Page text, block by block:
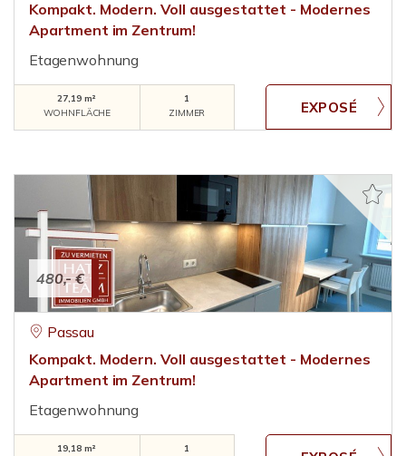
Kompakt. Modern. Voll ausgestattet - Modernes
Apartment im Zentrum!
Etagenwohnung
27,19 m²
WOHNFLÄCHE
1
ZIMMER
480,- €
Passau
Kompakt. Modern. Voll ausgestattet - Modernes
Apartment im Zentrum!
Etagenwohnung
19,18 m²
1